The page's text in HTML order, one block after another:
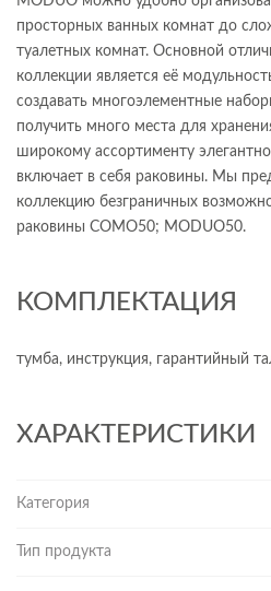
просторных ванных комнат до
туалетных комнат. Основной
коллекции является её
создавать многоэлементные
получить много места для
широкому ассортименту
включает в себя раковины. Мы
коллекцию безграничных
раковины СOMO50; MODUO50.
КОМПЛЕКТАЦИЯ
тумба, инструкция, гарантийный
ХАРАКТЕРИСТИКИ
Категория
Тип продукта